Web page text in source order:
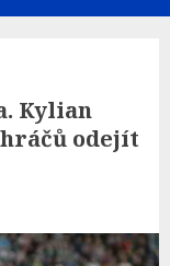
Kylian
odejít